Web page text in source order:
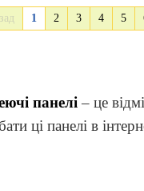
панелі – це
ці панелі в
1 2 3 4 5